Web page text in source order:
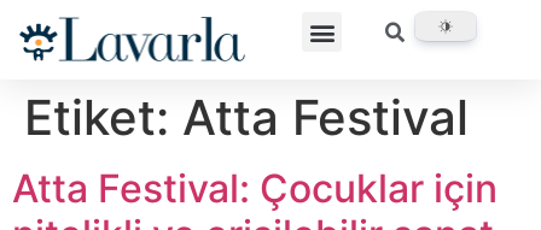
Etiket: Atta Festival
Atta Festival: Çocuklar için